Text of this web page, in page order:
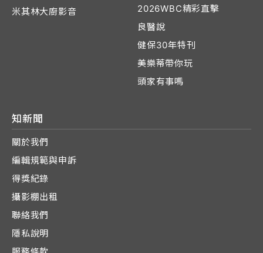
米其林大廚影音
2026WBC精彩直擊
良醫說
健保30年特刊
美樂蒂帶你玩
頭家有事嗎
知新聞
關於我們
編輯規範與申訴
得獎紀錄
攝影棚出租
聯絡我們
隱私說明